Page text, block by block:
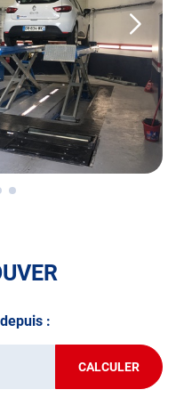
GPL/Gaz*
scooter, mobylette, 3
permis)
ou contrôle technique
et faire vérifier votre
centre de contrôle
:
CALCULER
JUSQU'AU
POINT